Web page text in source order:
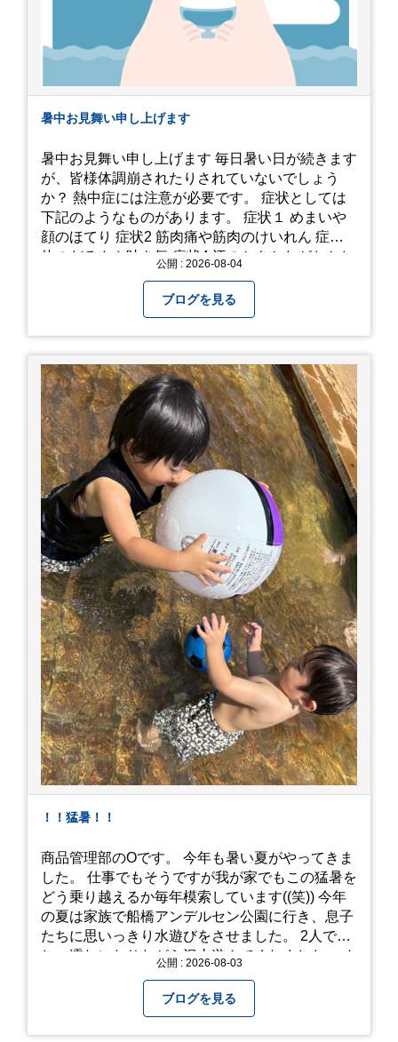
暑中お見舞い申し上げます
暑中お見舞い申し上げます 毎日暑い日が続きます
が、皆様体調崩されたりされていないでしょう
か？ 熱中症には注意が必要です。 症状としては
下記のようなものがあります。 症状１ めまいや
顔のほてり 症状2 筋肉痛や筋肉のけいれん 症状3
体のだるさや吐き気 症状4 汗のかきかたがおかし
に反応しない、まっすぐ歩けない 症状7 水分補給
に医療機関へ相談、または救急車を呼びましょう
□涼しい場所へ移動しましょう □衣服を脱がし、
体を冷やして体温を下げましょう □塩分や水分を
補給しましょう 一番大切な命を守って、夏を乗り
切りましょう！
公開 : 2026-08-04
ブログを見る
！！猛暑！！
商品管理部のOです。 今年も暑い夏がやってきま
した。 仕事でもそうですが我が家でもこの猛暑を
どう乗り越えるか毎年模索しています((笑)) 今年
の夏は家族で船橋アンデルセン公園に行き、息子
たちに思いっきり水遊びをさせました。 2人でび
しょ濡れになりながら沢山遊んでくれました。 さ
みようと思います。
公開 : 2026-08-03
ブログを見る